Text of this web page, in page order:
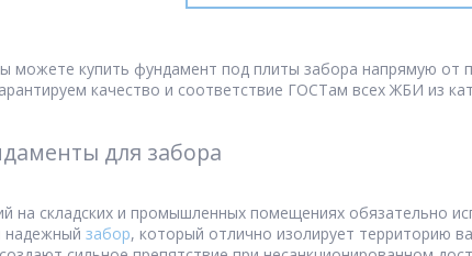
можете купить фундамент под плиты забора напрямую
качество и соответствие ГОСТам всех ЖБИ из
для забора
на складских и промышленных помещениях обязательно
надежный забор, который отлично изолирует территорию